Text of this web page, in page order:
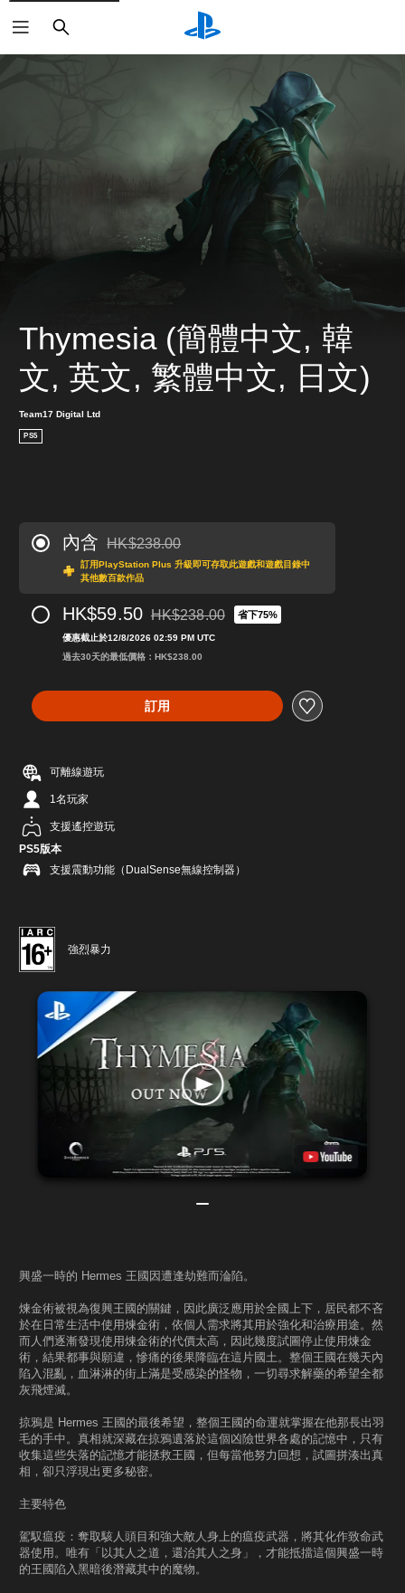
搜
尋
Thymesia (簡體中文, 韓
文, 英文, 繁體中文, 日文)
Team17 Digital Ltd
PS5
內含 折扣前原價為HK$238.00
HK$238.00
訂用PlayStation Plus 升級即可存取此遊戲和遊戲目錄中
其他數百款作品
HK$59.50 折扣前原價為HK$238.00
HK$238.00 省下75%
優惠截止於12/8/2026 02:59 PM UTC
過去30天的最低價格：HK$238.00
訂用
可離線遊玩
1名玩家
支援遙控遊玩
PS5版本
支援震動功能（DualSense無線控制器）
強烈暴力
興盛一時的 Hermes 王國因遭逢劫難而淪陷。
煉金術被視為復興王國的關鍵，因此廣泛應用於全國上下，居民都不吝
於在日常生活中使用煉金術，依個人需求將其用於強化和治療用途。然
而人們逐漸發現使用煉金術的代價太高，因此幾度試圖停止使用煉金
術，結果都事與願違，慘痛的後果降臨在這片國土。整個王國在幾天內
陷入混亂，血淋淋的街上滿是受感染的怪物，一切尋求解藥的希望全都
灰飛煙滅。
掠鴉是 Hermes 王國的最後希望，整個王國的命運就掌握在他那長出羽
毛的手中。真相就深藏在掠鴉遺落於這個凶險世界各處的記憶中，只有
收集這些失落的記憶才能拯救王國，但每當他努力回想，試圖拼湊出真
相，卻只浮現出更多秘密。
主要特色
駕馭瘟疫：奪取駭人頭目和強大敵人身上的瘟疫武器，將其化作致命武
器使用。唯有「以其人之道，還治其人之身」，才能抵擋這個興盛一時
的王國陷入黑暗後潛藏其中的魔物。